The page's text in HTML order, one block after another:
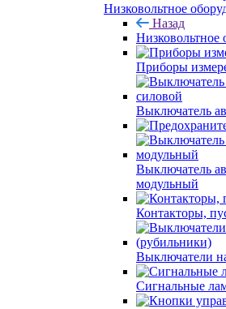
Низковольтное
Назад
Низковольтное
Приборы
Выключатель
Выключатель
модульный
Контакторы,
Выключатели
Сигнальные